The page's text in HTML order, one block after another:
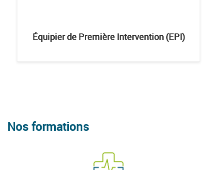
Équipier de Première Intervention (EPI)
Nos formations